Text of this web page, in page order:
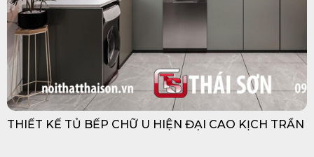
THIẾT KẾ TỦ BẾP CHỮ U HIỆN ĐẠI CAO KỊCH TRẦN